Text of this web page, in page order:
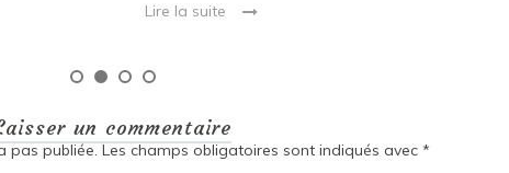
Lire la suite
un commentaire
pas publiée. Les champs obligatoires sont indiqués avec *